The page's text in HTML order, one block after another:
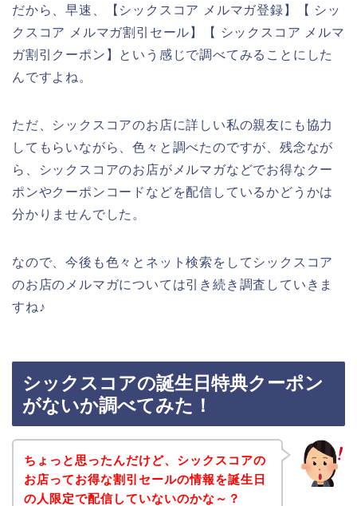
だから、早速、【シックスコア メルマガ登録】【 シッ
クスコア メルマガ割引セール】【 シックスコア メルマ
ガ割引クーポン】という感じで調べてみることにした
んですよね。
ただ、シックスコアのお店に詳しい私の親友にも協力
してもらいながら、色々と調べたのですが、残念なが
ら、シックスコアのお店がメルマガなどでお得なクー
ポンやクーポンコードなどを配信しているかどうかは
分かりませんでした。
なので、今後も色々とネット検索をしてシックスコア
のお店のメルマガについては引き続き調査していきま
すね♪
シックスコアの誕生日特典クーポン
がないか調べてみた！
ちょっと思ったんだけど、シックスコアの
お店ってお得な割引セールの情報を誕生日
の人限定で配信していないのかな～？